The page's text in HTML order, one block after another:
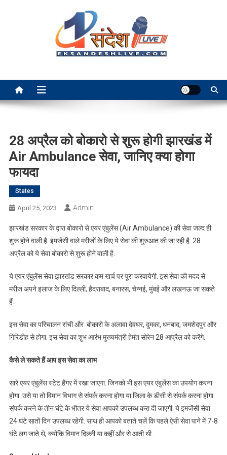
28 अप्रैल को बोकारो से शुरू होगी झारखंड में
Air Ambulance सेवा, जानिए क्या होगा
फायदा
States
April 25, 2023 Admin
झारखंड सरकार के द्वारा बोकारो से एयर एंबुलेंस (Air Ambulance) की सेवा जल्द ही
शुरू होने वाली है. इमजेंसी वाले मरीजों के लिए ये सेवा की शुरुआत की जा रही है. 28
अप्रैल को ये सेवा बोकारो से शुरू होने वाली है.
ये एयर एंबुलेंस सेवा झारखंड सरकार कम खर्च पर पूरा करवायेगी. इस सेवा की मदद से
मरीज अपने इलाज के लिए दिल्ली, हैदराबाद, बनारस, चेन्नई, मुंबई और लखनऊ जा सकते
हैं.
इस सेवा का परिचालन रांची और बोकारो के अलावा देवघर, दुमका, धनबाद, जमशेदपुर और
गिरिडीह से होगा. इस सेवा का शुभ आरंभ मुख्यमंत्री हेमंत सोरेन 28 आप्रैल को करेंगे.
कैसे ले सकते हैं आप इस सेवा का लाभ
सारे एयर एंबुलेंस स्टेट हैंगर में रखा जाएगा. जिनको भी इस एयर एंबुलेंस का उपयोग करना
होगा. उसे या तो विमान विभाग से संपर्क करना होगा या जिला के डीसी से संपर्क करना होगा.
संपर्क करने के तीन घंटे के भीतर ये सेवा आपको उपलब्ध करा दी जाएगी. ये इमजेंसी सेवा
24 घंटे सातों दिन उपलब्ध रहेगी. साथ ही आपको बताते चलें कि पहले ऐसी सेवा पाने में 7-8
घंटे लग जाते थे, क्योंकि विमान दिल्ली या कहीं और से आती थी.